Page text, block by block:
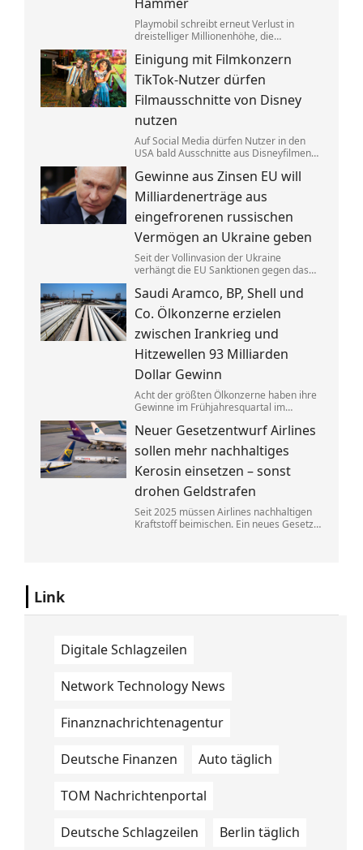
Playmobil schreibt erneut Verlust in
dreistelliger Millionenhöhe, die
Vorzeigeunternehmens wandert ins
Ausland. Getrieben wird die Krise auch
von eklatantem Missmanagement.
Einigung mit Filmkonzern
TikTok-Nutzer dürfen
Filmausschnitte von Disney
nutzen
Auf Social Media dürfen Nutzer in den
USA bald Ausschnitte aus Disneyfilmen
Marvel, Star Wars und Co. benutzen. Im
Gegenzug hat Disney auch Anspruch auf
ihre Kurzvideos.
Gewinne aus Zinsen EU will
Milliardenerträge aus
eingefrorenen russischen
Vermögen an Ukraine geben
Seit der Vollinvasion der Ukraine
verhängt die EU Sanktionen gegen das
Gelder wurden festgesetzt, die Erträge
aus den Zinsen sollen jetzt Kyjiw
zugutekommen.
Saudi Aramco, BP, Shell und
Co. Ölkonzerne erzielen
zwischen Irankrieg und
Hitzewellen 93 Milliarden
Dollar Gewinn
Acht der größten Ölkonzerne haben ihre
Gewinne im Frühjahresquartal im
Die neuen Zahlen heizen die Debatte
über eine Übergewinnsteuer an.
Neuer Gesetzentwurf Airlines
sollen mehr nachhaltiges
Kerosin einsetzen – sonst
drohen Geldstrafen
Seit 2025 müssen Airlines nachhaltigen
Kraftstoff beimischen. Ein neues Gesetz
Link
Digitale Schlagzeilen
Network Technology News
Finanznachrichtenagentur
Deutsche Finanzen Auto täglich
TOM Nachrichtenportal
Deutsche Schlagzeilen Berlin täglich